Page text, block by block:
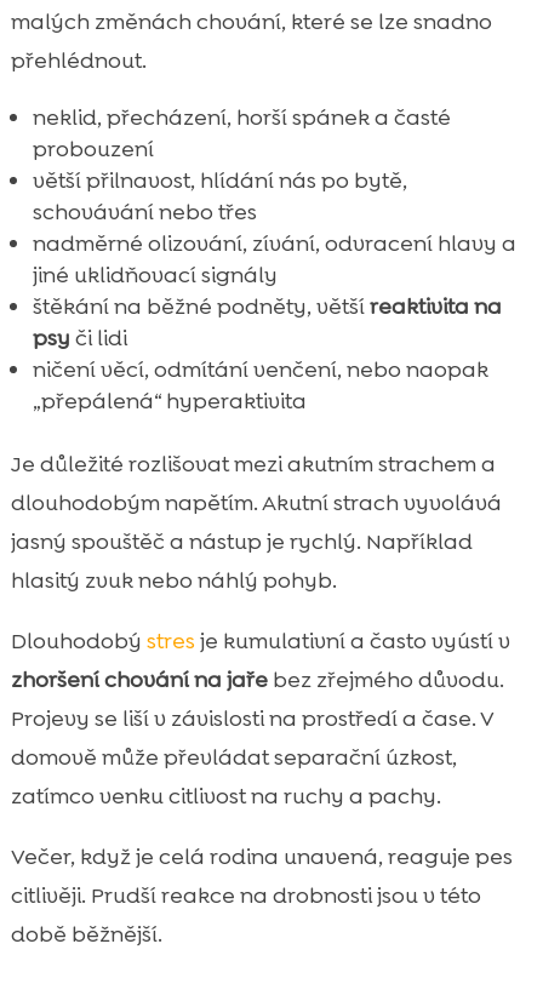
malých změnách chování, které se lze snadno
přehlédnout.
neklid, přecházení, horší spánek a časté
probouzení
větší přilnavost, hlídání nás po bytě,
schovávání nebo třes
nadměrné olizování, zívání, odvracení hlavy a
jiné uklidňovací signály
štěkání na běžné podněty, většíreaktivita na
psy či lidi
ničení věcí, odmítání venčení, nebo naopak
„přepálená“ hyperaktivita
Je důležité rozlišovat mezi akutním strachem a
dlouhodobým napětím. Akutní strach vyvolává
jasný spouštěč a nástup je rychlý. Například
hlasitý zvuk nebo náhlý pohyb.
Dlouhodobý stres je kumulativní a často vyústí v
zhoršení chování na jařebez zřejmého důvodu.
Projevy se liší v závislosti na prostředí a čase. V
domově může převládat separační úzkost,
zatímco venku citlivost na ruchy a pachy.
Večer, když je celá rodina unavená, reaguje pes
citlivěji. Prudší reakce na drobnosti jsou v této
době běžnější.